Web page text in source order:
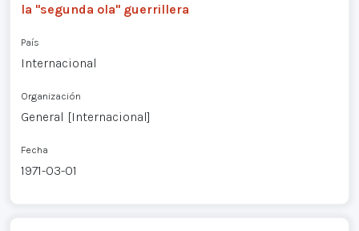
la "segunda ola" guerrillera
País
Internacional
Organización
General [Internacional]
Fecha
1971-03-01